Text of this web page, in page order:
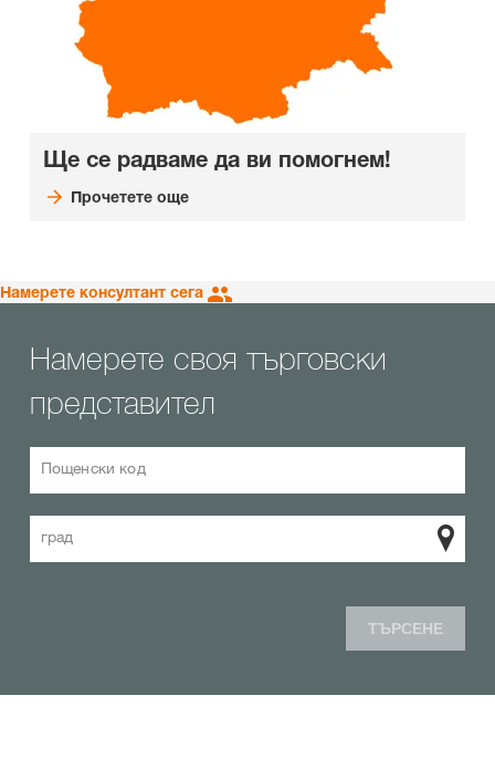
Ще се радваме да ви помогнем!
Прочетете още
Намерете консултант сега
Намерете своя търговски
представител
Пощенски код
град
ТЪРСЕНЕ